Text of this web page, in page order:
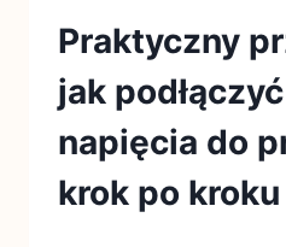
Praktyczny
jak
napięcia do
krok po kroku